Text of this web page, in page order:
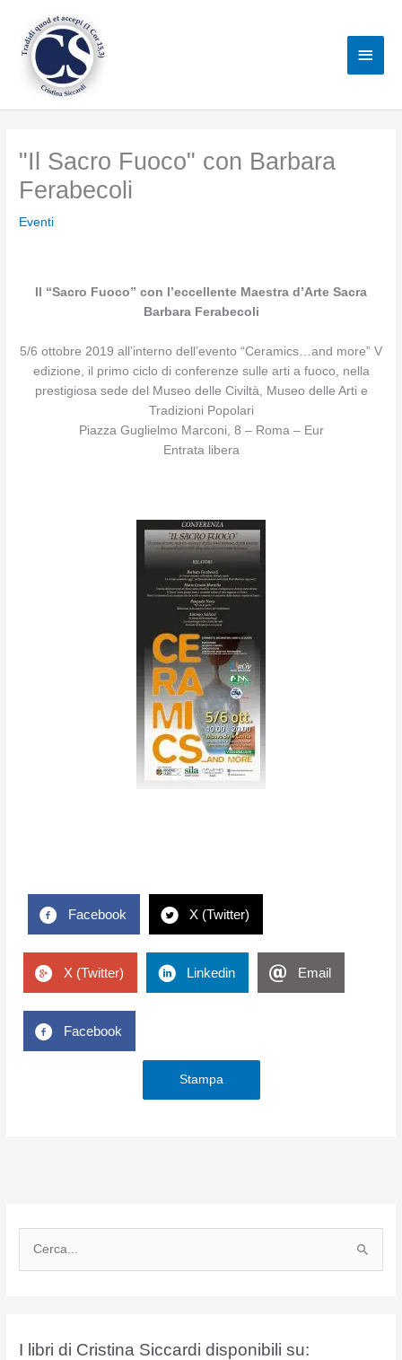
contenuto
"Il Sacro Fuoco" con Barbara
Ferabecoli
Eventi
Il “Sacro Fuoco” con l’eccellente Maestra d’Arte Sacra
Barbara Ferabecoli
5/6 ottobre 2019 all’interno dell’evento “Ceramics…and more” V
edizione, il primo ciclo di conferenze sulle arti a fuoco, nella
prestigiosa sede del Museo delle Civiltà, Museo delle Arti e
Tradizioni Popolari
Piazza Guglielmo Marconi, 8 – Roma – Eur
Entrata libera
Facebook X (Twitter)
X (Twitter) Linkedin Email
Facebook
Stampa
I libri di Cristina Siccardi disponibili su: